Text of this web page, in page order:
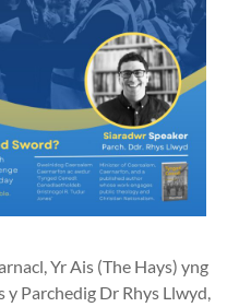
Yr Ais (The Hays) yng
y Parchedig Dr Rhys Llwyd,